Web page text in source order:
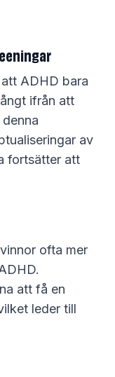
ADHD bara
ifrån att
av
fortsätter att
ofta mer
att få en
leder till